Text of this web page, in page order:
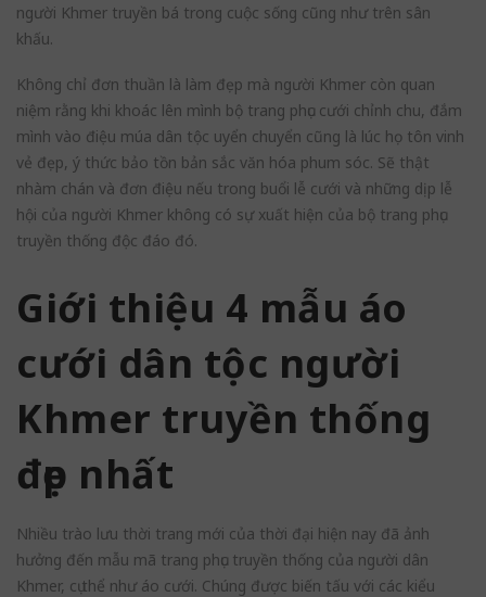
người Khmer truyền bá trong cuộc sống cũng như trên sân
khấu.
Không chỉ đơn thuần là làm đẹp mà người Khmer còn quan
niệm rằng khi khoác lên mình bộ trang phục cưới chỉnh chu, đắm
mình vào điệu múa dân tộc uyển chuyển cũng là lúc họ tôn vinh
vẻ đẹp, ý thức bảo tồn bản sắc văn hóa phum sóc. Sẽ thật
nhàm chán và đơn điệu nếu trong buổi lễ cưới và những dịp lễ
hội của người Khmer không có sự xuất hiện của bộ trang phục
truyền thống độc đáo đó.
Giới thiệu 4 mẫu áo
cưới dân tộc người
Khmer truyền thống
đẹp nhất
Nhiều trào lưu thời trang mới của thời đại hiện nay đã ảnh
hưởng đến mẫu mã trang phục truyền thống của người dân
Khmer, cụ thể như áo cưới. Chúng được biến tấu với các kiểu